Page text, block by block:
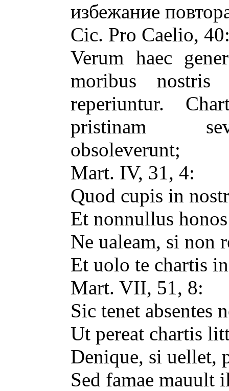
избежание
Cic. Pro Caelio,
Verum haec
moribus
reperiuntur.
pristinam
obsoleverunt;
Mart. IV, 31, 4:
Quod cupis in
Et nonnullus
Ne ualeam, si non
Et uolo te chartis
Mart. VII, 51, 8:
Sic tenet absentes
Ut pereat chartis
Denique, si uellet,
Sed famae mauult